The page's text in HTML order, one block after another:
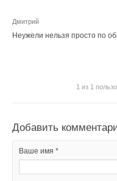
Дмитрий
Неужели нельзя просто по
1 из 1
Добавить
Ваше имя *
В этой теме еще нет
Добавить
Ваше имя *